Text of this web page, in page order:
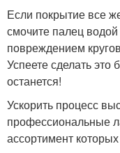
Если покрытие все
смочите палец
повреждением
Успеете сделать это
останется!
Ускорить процесс
профессиональные
ассортимент